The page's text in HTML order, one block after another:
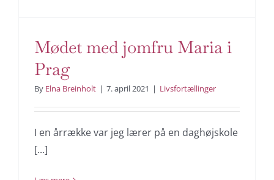
Mødet med jomfru Maria i
Prag
By Elna Breinholt | 7. april 2021 | Livsfortællinger
I en årrække var jeg lærer på en daghøjskole
[...]